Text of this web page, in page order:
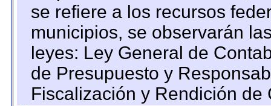
se refiere a los recursos
municipios, se observarán
leyes: Ley General de
de Presupuesto y
Fiscalización y Rendición